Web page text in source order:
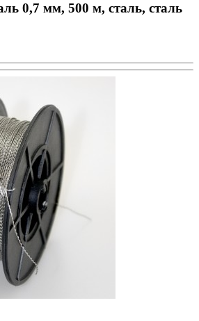
0,7 мм, 500 м, сталь, сталь